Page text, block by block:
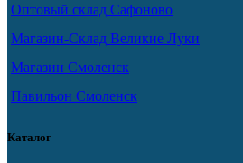
Оптовый склад Сафоново
Магазин-Склад Великие Луки
Магазин Смоленск
Павильон Смоленск
Каталог